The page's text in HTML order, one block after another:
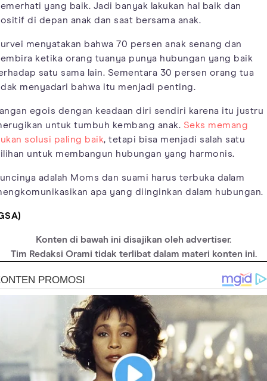
yang baik. Jadi banyak lakukan hal baik dan
di depan anak dan saat bersama anak.
menyatakan bahwa 70 persen anak senang dan
ketika orang tuanya punya hubungan yang baik
satu sama lain. Sementara 30 persen orang tua
menyadari bahwa itu menjadi penting.
egois dengan keadaan diri sendiri karena itu justru
untuk tumbuh kembang anak. Seks memang
solusi paling baik, tetapi bisa menjadi salah satu
untuk membangun hubungan yang harmonis.
adalah Moms dan suami harus terbuka dalam
apa yang diinginkan dalam hubungan.
Konten di bawah ini disajikan oleh advertiser.
Tim Redaksi Orami tidak terlibat dalam materi konten ini.